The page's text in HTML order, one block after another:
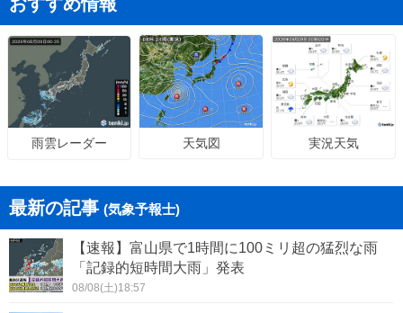
雨雲レーダー 天気図 実況天気
最新の記事 (気象予報士)
【速報】富山県で1時間に100ミリ超の猛烈な雨
「記録的短時間大雨」発表
08/08(土)18:57